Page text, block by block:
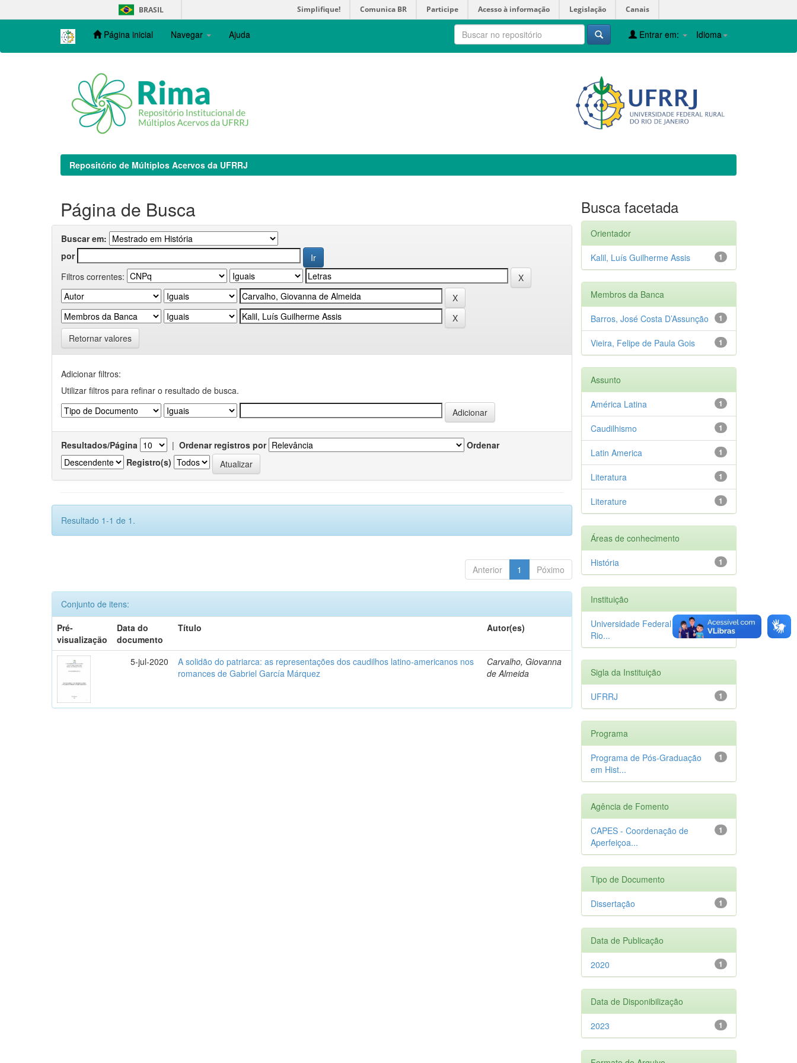
navigation
BRASIL Simplifique! Comunica BR Participe Acesso à informação Legislação Canais
Página inicial Navegar Ajuda Idioma
Entrar em:
Repositório de Múltiplos Acervos da UFRRJ
Página de Busca
Buscar em:
por
Filtros correntes:
Retornar valores
Adicionar filtros:
Utilizar filtros para refinar o resultado de busca.
Resultados/Página | Ordenar registros por
Ordenar
Registro(s)
Resultado 1-1 de 1.
Anterior 1 Póximo
Conjunto de itens:
Pré-
visualização
Data do
documento
Título Autor(es)
5-jul-2020
A solidão do patriarca: as representações dos caudilhos latino-americanos nos
romances de Gabriel García Márquez
Carvalho, Giovanna
de Almeida
Busca facetada
Orientador
1
Kalil, Luís Guilherme Assis
Membros da Banca
1
Barros, José Costa D’Assunção
1
Vieira, Felipe de Paula Gois
Assunto
1
América Latina
1
Caudilhismo
1
Latin America
1
Literatura
1
Literature
Áreas de conhecimento
1
História
Instituição
1
Universidade Federal Rural do
Rio...
Sigla da Instituição
1
UFRRJ
Programa
1
Programa de Pós-Graduação
em Hist...
Agência de Fomento
1
CAPES - Coordenação de
Aperfeiçoa...
Tipo de Documento
1
Dissertação
Data de Publicação
1
2020
Data de Disponibilização
1
2023